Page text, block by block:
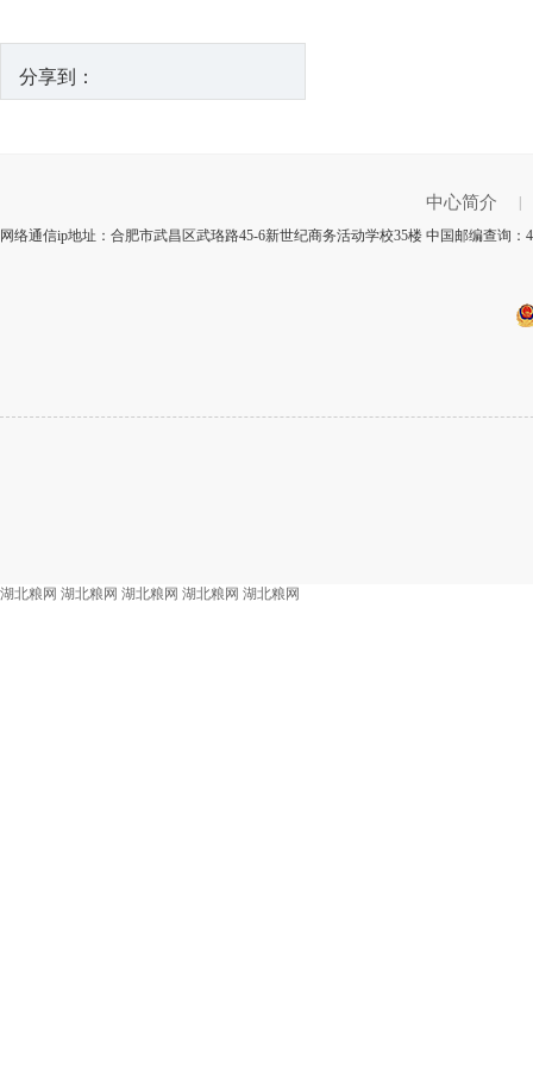
分享到：
中心简介
网络通信ip地址：合肥市武昌区武珞路45-6新世纪商务活动学校35楼 中国邮编查询
湖北粮网 湖北粮网 湖北粮网 湖北粮网 湖北粮网